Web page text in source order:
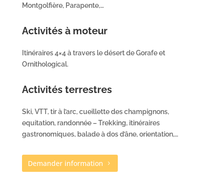
Montgolfière, Parapente,…
Activités à moteur
Itinéraires 4×4 à travers le désert de Gorafe et
Ornithological.
Activités terrestres
Ski, VTT, tir à l’arc, cueillette des champignons,
equitation, randonnée – Trekking, itinéraires
gastronomiques, balade à dos d’âne, orientation,…
Demander information